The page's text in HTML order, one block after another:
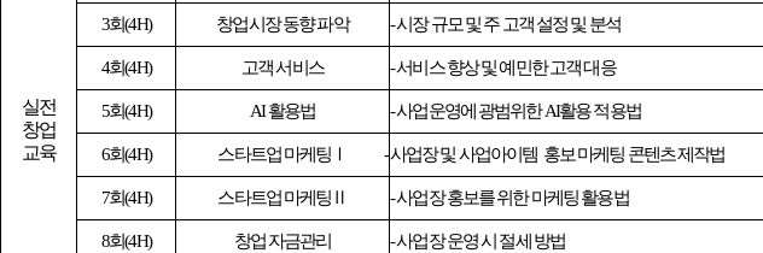
실전
창업
교육
3회(4H) 창업시장 동향 파악 -시장 규모 및 주 고객 설정 및 분석
4회(4H) 고객 서비스 -서비스 향상 및 예민한 고객 대응
5회(4H) AI활용법 -사업운영에 광범위한AI활용 적용법
6회(4H) 스타트업 마케팅 Ⅰ -사업장 및 사업아이템 홍보 마케팅 콘텐츠 제작법
7회(4H) 스타트업 마케팅 Ⅱ -사업장 홍보를 위한 마케팅 활용법
8회(4H) 창업 자금관리 -사업장 운영 시 절세 방법